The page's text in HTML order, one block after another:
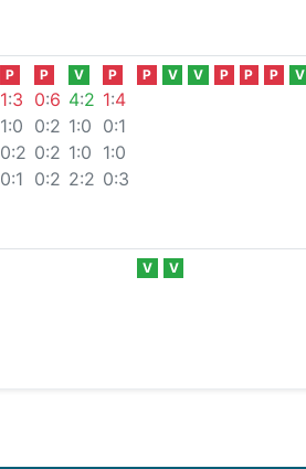
P
1:3
1:0
0:2
0:1
P
0:6
0:2
0:2
0:2
V
4:2
1:0
1:0
2:2
P
1:4
0:1
1:0
0:3
P V V P P P V
V V